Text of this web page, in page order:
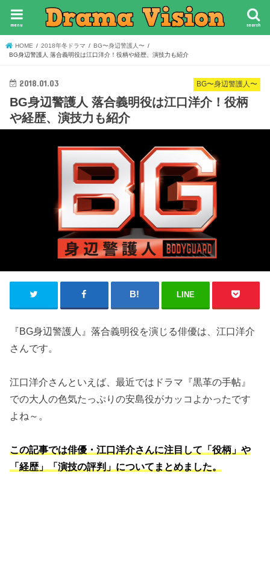
search
menu
HOME 2018年冬ドラマ
BG〜身辺警護人〜
BG身辺警護人 落合義明役は江口洋介！役柄や経歴、演技力も紹介
BG〜身辺警護人〜
2018.01.03
BG身辺警護人 落合義明役は江口洋介！役柄
や経歴、演技力も紹介
LINE
『BG身辺警護人』落合義明役を演じる俳優は、江口洋介
さんです。
江口洋介さんといえば、最近ではドラマ『黒革の手帖』
での大人の色気たっぷりの安島役がカッコよかったです
よね～。
この記事では俳優・江口洋介さんに注目して「役柄」や
「経歴」「演技の評判」についてまとめました。